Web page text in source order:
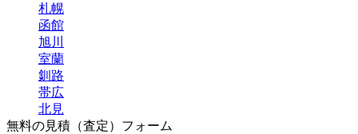
札幌
函館
旭川
室蘭
釧路
帯広
北見
無料の見積（査定）フォーム